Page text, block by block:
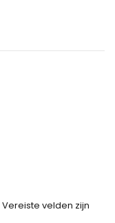
Vereiste velden zijn